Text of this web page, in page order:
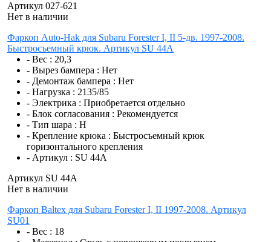
Артикул 027-621
Нет в наличии
Фаркоп Auto-Hak для Subaru Forester I, II 5-дв. 1997-2008.
Быстросъемный крюк. Артикул SU 44A
- Вес : 20,3
- Вырез бампера : Нет
- Демонтаж бампера : Нет
- Нагрузка : 2135/85
- Электрика : Приобретается отдельно
- Блок согласования : Рекомендуется
- Тип шара : H
- Крепление крюка : Быстросъемный крюк
горизонтального крепления
- Артикул : SU 44A
Артикул SU 44A
Нет в наличии
Фаркоп Baltex для Subaru Forester I, II 1997-2008. Артикул
SU01
- Вес : 18